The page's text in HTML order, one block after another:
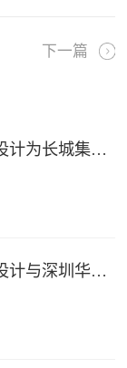
下一篇
金枫动态 | 金枫设计为长城集团爱情广场打造汽车文化主题美食食集
金枫动态 | 金枫设计与深圳华强集团携手打造华强商业旗舰项目——宝安华强广场美食街区